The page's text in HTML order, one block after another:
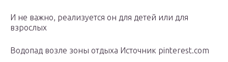
И не важно, реализуется он для детей или для
взрослых
Водопад возле зоны отдыха Источник pinterest.com